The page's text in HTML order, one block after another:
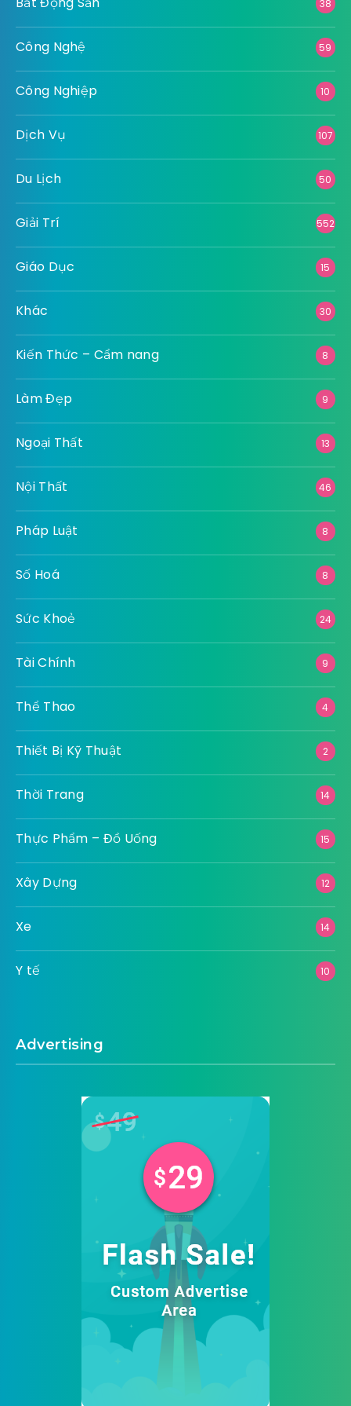
38
Công Nghệ 59
Công Nghiệp 10
Dịch Vụ 107
Du Lịch 50
Giải Trí 552
Giáo Dục 15
Khác 30
Kiến Thức – Cẩm nang 8
Làm Đẹp 9
Ngoại Thất 13
Nội Thất 46
Pháp Luật 8
Số Hoá 8
Sức Khoẻ 24
Tài Chính 9
Thể Thao 4
Thiết Bị Kỹ Thuật 2
Thời Trang 14
Thực Phẩm – Đồ Uống 15
Xây Dựng 12
Xe 14
Y tế 10
Advertising